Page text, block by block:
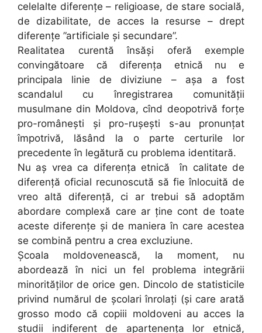
celelalte diferențe – religioase, de stare socială,
de dizabilitate, de acces la resurse – drept
diferențe ”artificiale și secundare”.
Realitatea curentă însăși oferă exemple
convingătoare că diferența etnică nu e
principala linie de diviziune – așa a fost
scandalul cu înregistrarea comunității
musulmane din Moldova, cînd deopotrivă forțe
pro-românești și pro-rușești s-au pronunțat
împotrivă, lăsând la o parte certurile lor
precedente în legătură cu problema identitară.
Nu aș vrea ca diferența etnică în calitate de
diferență oficial recunoscută să fie înlocuită de
vreo altă diferență, ci ar trebui să adoptăm
abordare complexă care ar ține cont de toate
aceste diferențe și de maniera în care acestea
se combină pentru a crea excluziune.
Școala moldovenească, la moment, nu
abordează în nici un fel problema integrării
minorităților de orice gen. Dincolo de statisticile
privind numărul de școlari înrolați (și care arată
grosso modo că copiii moldoveni au acces la
studii indiferent de apartenența lor etnică,